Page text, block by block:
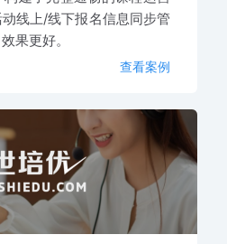
线上/线下报名信息同步管
果更好。
查看案例